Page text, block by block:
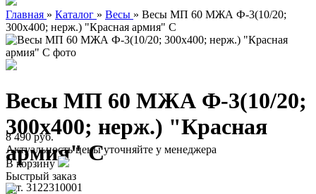
Главная » Каталог » Весы » Весы МП 60 МЖА Ф-3(10/20;
300х400; нерж.) "Красная армия" C
Весы МП 60 МЖА Ф-3(10/20;
300х400; нерж.) "Красная
армия" C
арт. 3122310001
8 490 руб.
Актуальность цены уточняйте у менеджера
В корзину
Быстрый заказ